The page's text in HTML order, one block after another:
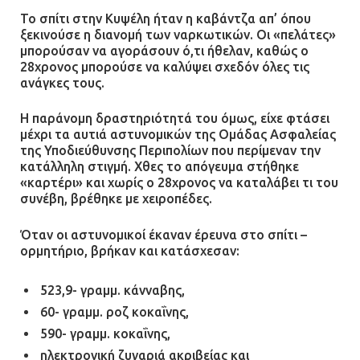
Βριλήσσια: Αυτοκίνητο έσπασε
τζαμαρία και μπήκε μέσα σε μαγαζί
Η Οινόη αποκτά μια νέα, σύγχρονη
και ασφαλή παιδική χαρά
13.07.2026 | 21:21
130.000 ευρώ στην Αττική
13.07.2026 | 20:44
Το σπίτι στην Κυψέλη ήταν η καβάντζα απ’ όπου
ξεκινούσε η διανομή των ναρκωτικών. Οι «πελάτες»
μπορούσαν να αγοράσουν ό,τι ήθελαν, καθώς ο
28χρονος μπορούσε να καλύψει σχεδόν όλες τις
ανάγκες τους.
Η παράνομη δραστηριότητά του όμως, είχε φτάσει
μέχρι τα αυτιά αστυνομικών της Ομάδας Ασφαλείας
της Υποδιεύθυνσης Περιπολίων που περίμεναν την
κατάλληλη στιγμή. Χθες το απόγευμα στήθηκε
«καρτέρι» και χωρίς ο 28χρονος να καταλάβει τι του
συνέβη, βρέθηκε με χειροπέδες.
Όταν οι αστυνομικοί έκαναν έρευνα στο σπίτι –
ορμητήριο, βρήκαν και κατάσχεσαν:
523,9- γραμμ. κάνναβης,
60- γραμμ. ροζ κοκαΐνης,
590- γραμμ. κοκαΐνης,
ηλεκτρονική ζυγαριά ακριβείας και